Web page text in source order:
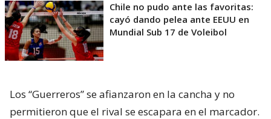
Chile no pudo ante las favoritas:
cayó dando pelea ante EEUU en
Mundial Sub 17 de Voleibol
Los “Guerreros” se afianzaron en la cancha y no
permitieron que el rival se escapara en el marcador.